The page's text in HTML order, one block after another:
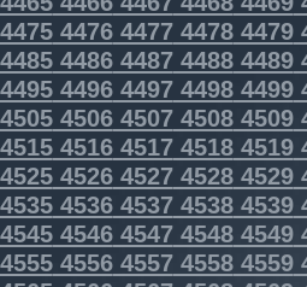
4476447744784479
4486448744884489
4496449744984499
4506450745084509
4516451745184519
4526452745284529
4536453745384539
4546454745484549
4556455745584559